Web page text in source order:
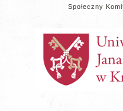
Społeczny